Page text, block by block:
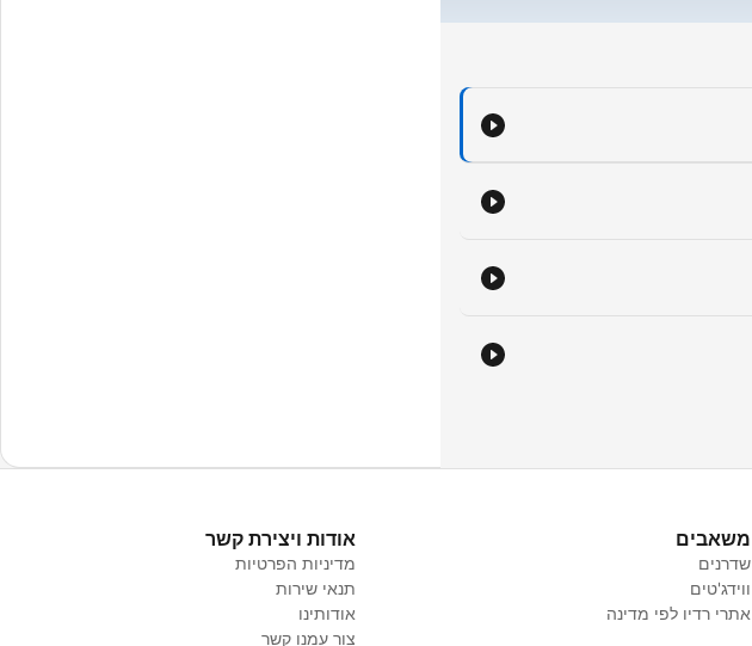
משאבים
שדרנים
ווידג'טים
אתרי רדיו לפי מדינה
אודות ויצירת קשר
מדיניות הפרטיות
תנאי שירות
אודותינו
צור עמנו קשר